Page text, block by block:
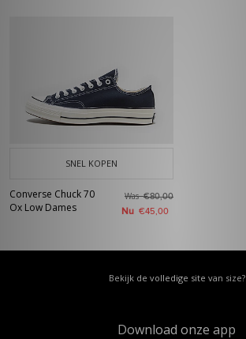
SNEL KOPEN
Converse Chuck 70
Ox Low Dames
Was€80,00
Nu €45,00
Bekijk de volledige site van size?
Download onze app